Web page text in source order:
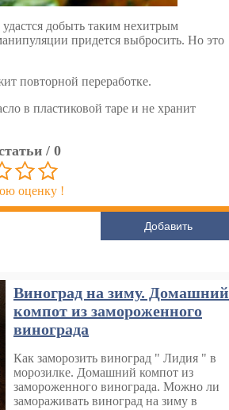
добыть таким нехитрым
придется выбросить. Но это
повторной переработке.
в пластиковой таре и не хранит
/ 0
оценку !
Виноград на зиму. Домашний
компот из замороженного
винограда
Как заморозить виноград " Лидия " в
морозилке. Домашний компот из
замороженного винограда. Можно ли
замораживать виноград на зиму в